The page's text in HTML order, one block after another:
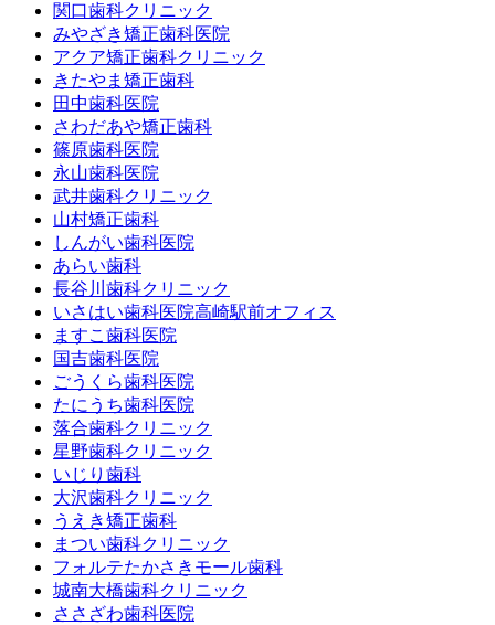
関口歯科クリニック
みやざき矯正歯科医院
アクア矯正歯科クリニック
きたやま矯正歯科
田中歯科医院
さわだあや矯正歯科
篠原歯科医院
永山歯科医院
武井歯科クリニック
山村矯正歯科
しんがい歯科医院
あらい歯科
長谷川歯科クリニック
いさはい歯科医院高崎駅前オフィス
ますこ歯科医院
国吉歯科医院
ごうくら歯科医院
たにうち歯科医院
落合歯科クリニック
星野歯科クリニック
いじり歯科
大沢歯科クリニック
うえき矯正歯科
まつい歯科クリニック
フォルテたかさきモール歯科
城南大橋歯科クリニック
ささざわ歯科医院